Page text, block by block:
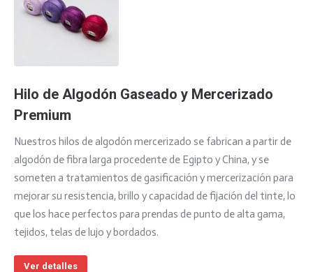
Hilo de Algodón Gaseado y Mercerizado
Premium
Nuestros hilos de algodón mercerizado se fabrican a partir de
algodón de fibra larga procedente de Egipto y China, y se
someten a tratamientos de gasificación y mercerización para
mejorar su resistencia, brillo y capacidad de fijación del tinte, lo
que los hace perfectos para prendas de punto de alta gama,
tejidos, telas de lujo y bordados.
Ver detalles